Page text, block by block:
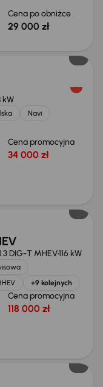
Cena po obniżce
29 000 zł
kW
Navi
Cena promocyjna
34 000 zł
DIG-T MHEV116 kW
+9 kolejnych
Cena promocyjna
118 000 zł